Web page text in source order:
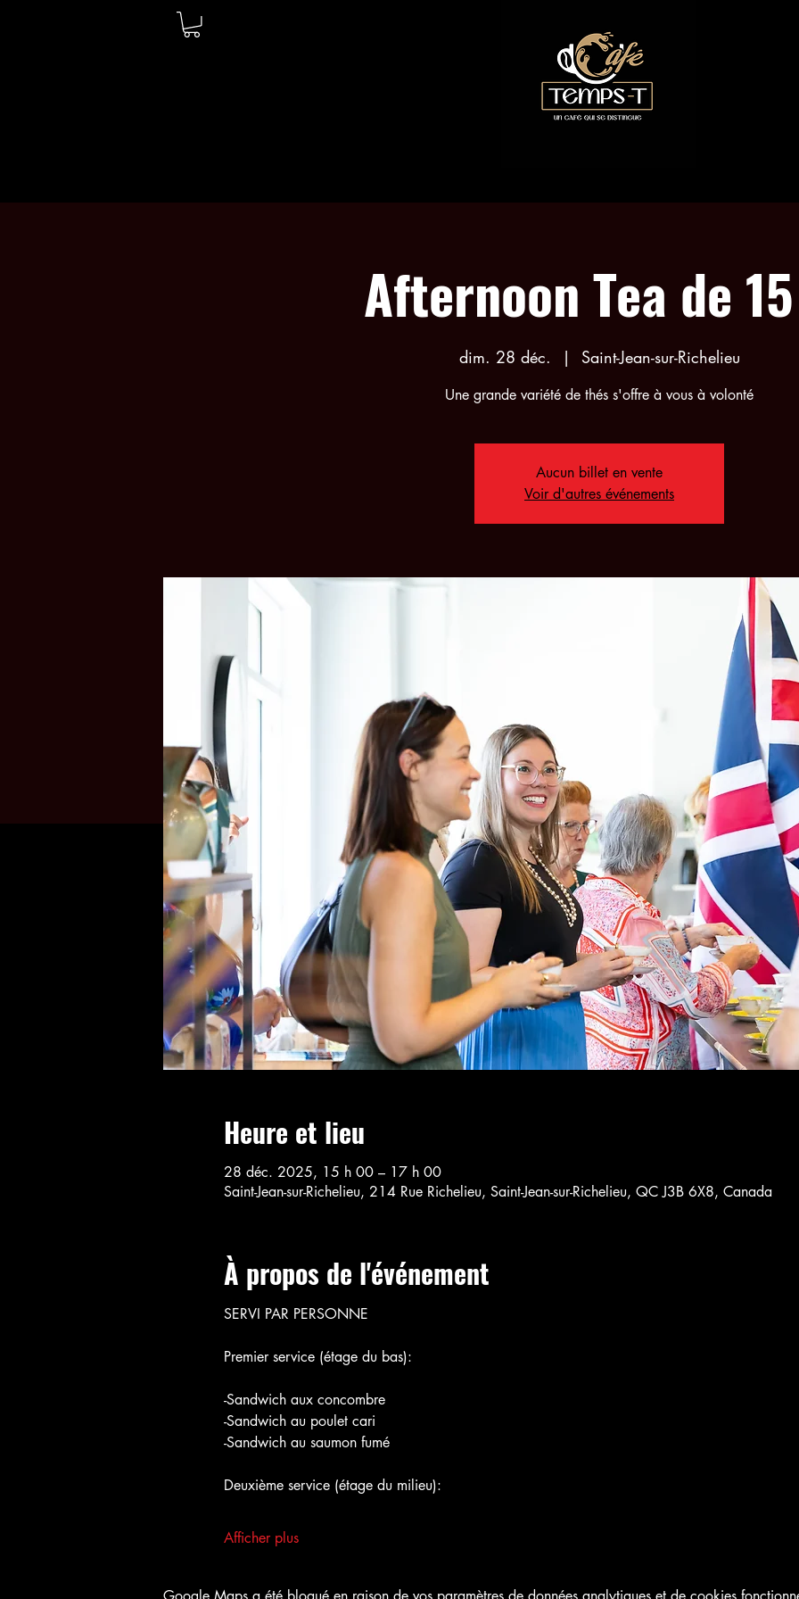
Afternoon Tea de
dim. 28 déc.
  |
Saint-Jean-sur-Richelieu
Une grande variété de thés s'offre à vous à volonté
Aucun billet en vente
Voir d'autres événements
Heure et lieu
28 déc. 2025, 15 h 00 – 17 h 00
Saint-Jean-sur-Richelieu, 214 Rue Richelieu, Saint-Jean-sur-Richelieu, QC J3B 6X8, Canada
À propos de l'événement
SERVI PAR PERSONNE
Premier service (étage du bas):
-Sandwich aux concombre
-Sandwich au poulet cari
-Sandwich au saumon fumé
Deuxième service (étage du milieu):
Afficher plus